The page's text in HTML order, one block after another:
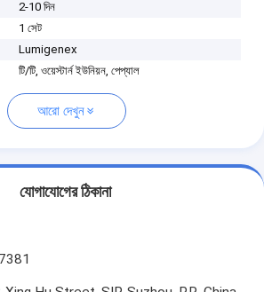
2-10 দিন
1 সেট
Lumigenex
টি/টি, ওয়েস্টার্ন ইউনিয়ন, পেপ্যাল
আরো দেখুন
যোগাযোগের ঠিকানা